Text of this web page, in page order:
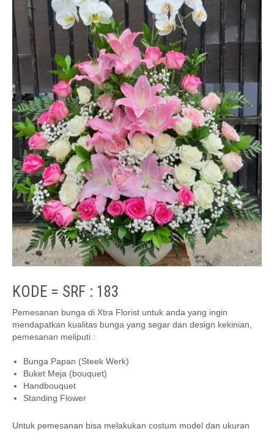
KODE = SRF : 183
Pemesanan bunga di Xtra Florist untuk anda yang ingin
mendapatkan kualitas bunga yang segar dan design kekinian,
pemesanan meliputi :
Bunga Papan (Steek Werk)
Buket Meja (bouquet)
Handbouquet
Standing Flower
Untuk pemesanan bisa melakukan costum model dan ukuran